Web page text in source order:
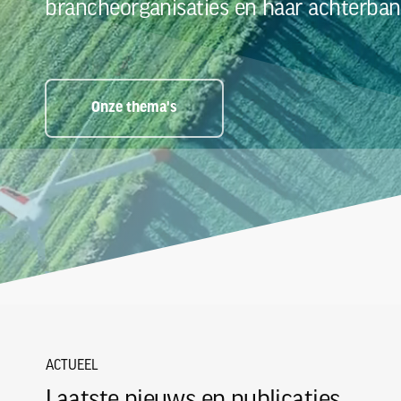
brancheorganisaties en haar
Onze thema's
ACTUEEL